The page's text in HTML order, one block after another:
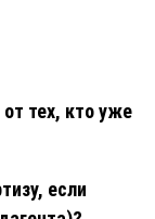
тех, кто уже
если